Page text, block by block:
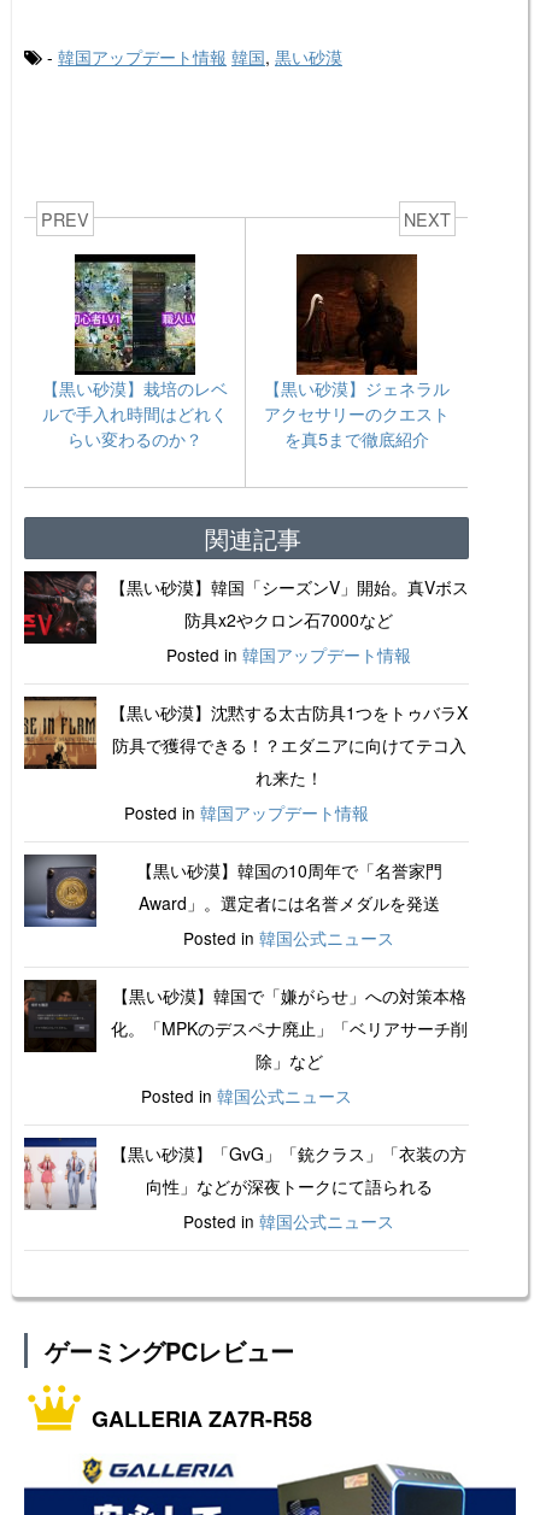
- 韓国アップデート情報 韓国, 黒い砂漠
PREV
【黒い砂漠】栽培のレベ
ルで手入れ時間はどれく
らい変わるのか？
NEXT
【黒い砂漠】ジェネラル
アクセサリーのクエスト
を真5まで徹底紹介
関連記事
【黒い砂漠】韓国「シーズンV」開始。真Vボス
防具x2やクロン石7000など
Posted in 韓国アップデート情報
【黒い砂漠】沈黙する太古防具1つをトゥバラX
防具で獲得できる！？エダニアに向けてテコ入
れ来た！
Posted in 韓国アップデート情報
【黒い砂漠】韓国の10周年で「名誉家門
Award」。選定者には名誉メダルを発送
Posted in 韓国公式ニュース
【黒い砂漠】韓国で「嫌がらせ」への対策本格
化。「MPKのデスペナ廃止」「ベリアサーチ削
除」など
Posted in 韓国公式ニュース
【黒い砂漠】「GvG」「銃クラス」「衣装の方
向性」などが深夜トークにて語られる
Posted in 韓国公式ニュース
ゲーミングPCレビュー
GALLERIA ZA7R-R58